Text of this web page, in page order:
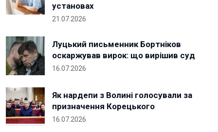
установах
21.07.2026
Луцький письменник Бортніков
оскаржував вирок: що вирішив суд
16.07.2026
Як нардепи з Волині голосували за
призначення Корецького
16.07.2026